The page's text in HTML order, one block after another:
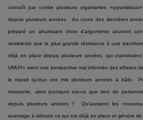
connaît par contre plusieurs organismes
depuis plusieurs années. Au cours des dernières
préparé un ahurissant choix d'arguments souvent
semblerait que la plus grande résistance à une
déjà en place depuis plusieurs années, qui
UMUV» aient une perspective mal informée des affaires
le travail qu’eux ont mis plusieurs années à bâtir.
reluisante, alors pourquoi est-ce que tant de
depuis plusieurs années ? Qu’auraient les
avantage à détruire ce qui est déjà en place et génère de